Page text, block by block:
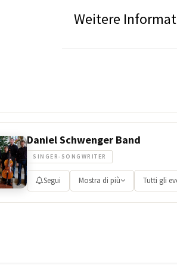
Weitere
Daniel Schwenger Band
SINGER-SONGWRITER
Segui Mostra di più Tutti gli